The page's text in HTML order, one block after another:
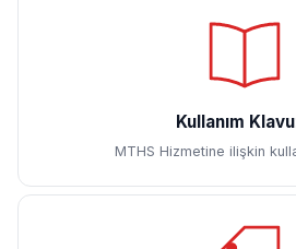
Kullanım
MTHS Hizmetine ilişkin